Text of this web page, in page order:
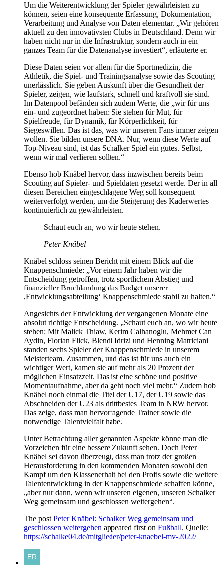
Um die Weiterentwicklung der Spieler gewährleisten zu
können, seien eine konsequente Erfassung, Dokumentation,
Verarbeitung und Analyse von Daten elementar. „Wir gehören
aktuell zu den innovativsten Clubs in Deutschland. Denn wir
haben nicht nur in die Infrastruktur, sondern auch in ein
ganzes Team für die Datenanalyse investiert“, erläuterte er.
Diese Daten seien vor allem für die Sportmedizin, die
Athletik, die Spiel- und Trainingsanalyse sowie das Scouting
unerlässlich. Sie geben Auskunft über die Gesundheit der
Spieler, zeigen, wie laufstark, schnell und kraftvoll sie sind.
Im Datenpool befänden sich zudem Werte, die „wir für uns
ein- und zugeordnet haben: Sie stehen für Mut, für
Spielfreude, für Dynamik, für Körperlichkeit, für
Siegeswillen. Das ist das, was wir unseren Fans immer zeigen
wollen. Sie bilden unsere DNA. Nur, wenn diese Werte auf
Top-Niveau sind, ist das Schalker Spiel ein gutes. Selbst,
wenn wir mal verlieren sollten.“
Ebenso hob Knäbel hervor, dass inzwischen bereits beim
Scouting auf Spieler- und Spieldaten gesetzt werde. Der in all
diesen Bereichen eingeschlagene Weg soll konsequent
weiterverfolgt werden, um die Steigerung des Kaderwertes
kontinuierlich zu gewährleisten.
Schaut euch an, wo wir heute stehen.
Peter Knäbel
Knäbel schloss seinen Bericht mit einem Blick auf die
Knappenschmiede: „Vor einem Jahr haben wir die
Entscheidung getroffen, trotz sportlichem Abstieg und
finanzieller Bruchlandung das Budget unserer
,Entwicklungsabteilung‘ Knappenschmiede stabil zu halten.“
Angesichts der Entwicklung der vergangenen Monate eine
absolut richtige Entscheidung. „Schaut euch an, wo wir heute
stehen: Mit Malick Thiaw, Kerim Calhanoglu, Mehmet Can
Aydin, Florian Flick, Blendi Idrizi und Henning Matriciani
standen sechs Spieler der Knappenschmiede in unserem
Meisterteam. Zusammen, und das ist für uns auch ein
wichtiger Wert, kamen sie auf mehr als 20 Prozent der
möglichen Einsatzzeit. Das ist eine schöne und positive
Momentaufnahme, aber da geht noch viel mehr.“ Zudem hob
Knäbel noch einmal die Titel der U17, der U19 sowie das
Abschneiden der U23 als drittbestes Team in NRW hervor.
Das zeige, dass man hervorragende Trainer sowie die
notwendige Talentvielfalt habe.
Unter Betrachtung aller genannten Aspekte könne man die
Vorzeichen für eine bessere Zukunft sehen. Doch Peter
Knäbel sei davon überzeugt, dass man trotz der großen
Herausforderung in den kommenden Monaten sowohl den
Kampf um den Klassenerhalt bei den Profis sowie die weitere
Talententwicklung in der Knappenschmiede schaffen könne,
„aber nur dann, wenn wir unseren eigenen, unseren Schalker
Weg gemeinsam und geschlossen weitergehen“.
The post Peter Knäbel: Schalker Weg gemeinsam und
geschlossen weitergehen appeared first on Fußball. Quelle:
https://schalke04.de/mitglieder/peter-knaebel-mv-2022/